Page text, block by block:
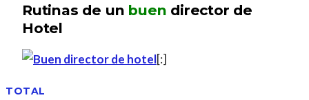
Rutinas de un buen director de
Hotel
[:]
TOTAL